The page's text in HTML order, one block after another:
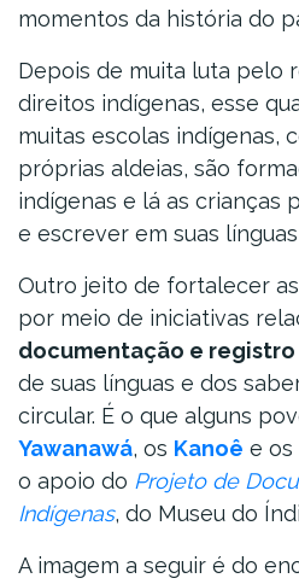
momentos da história do
Depois de muita luta pelo
direitos indígenas, esse
muitas escolas indígenas,
próprias aldeias, são
indígenas e lá as crianças
e escrever em suas
Outro jeito de fortalecer
por meio de iniciativas
documentação e registro
de suas línguas e dos
circular. É o que alguns
Yawanawá, os Kanoê e os
o apoio do Projeto de
Indígenas, do Museu do
A imagem a seguir é do